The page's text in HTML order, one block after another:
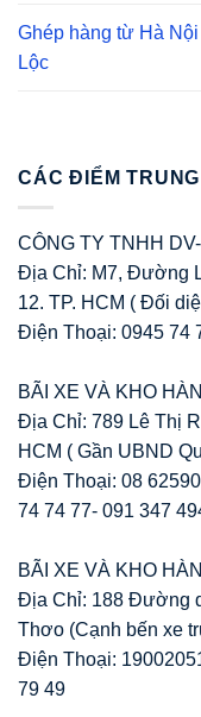
Ghép hàng từ Hà
Lộc
CÁC ĐIỂM
CÔNG TY TNHH
Địa Chỉ: M7, Đường
12. TP. HCM ( Đối
Điện Thoại: 0945 74
BÃI XE VÀ KHO
Địa Chỉ: 789 Lê Thị
HCM ( Gần UBND
Điện Thoại: 08
74 74 77- 091 347
BÃI XE VÀ KHO
Địa Chỉ: 188 Đường
Thơo (Cạnh bến xe
Điện Thoại:
79 49